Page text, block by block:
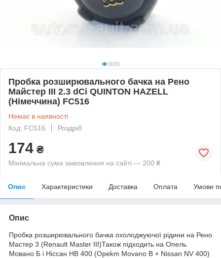
Пробка розширювального бачка на Рено
Майстер III 2.3 dCi QUINTON HAZELL
(Німеччина) FC516
Немає в наявності
Код: FC516
Роздріб
174 ₴
Мінімальна сума замовлення на сайті — 200 ₴
Опис Характеристики Доставка Оплата Умови
Опис
Пробка розширювального бачка охолоджуючої рідини на Рено
Мастер 3 (Renault Master III)Також підходить на Опель
Мовано Б і Ніссан НВ 400 (Opekm Movano B + Nissan NV 400)